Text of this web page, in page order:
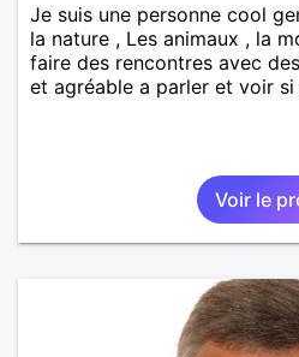
Je suis une personne cool
la nature , Les animaux , la
faire des rencontres avec
et agréable a parler et voir
Voir le